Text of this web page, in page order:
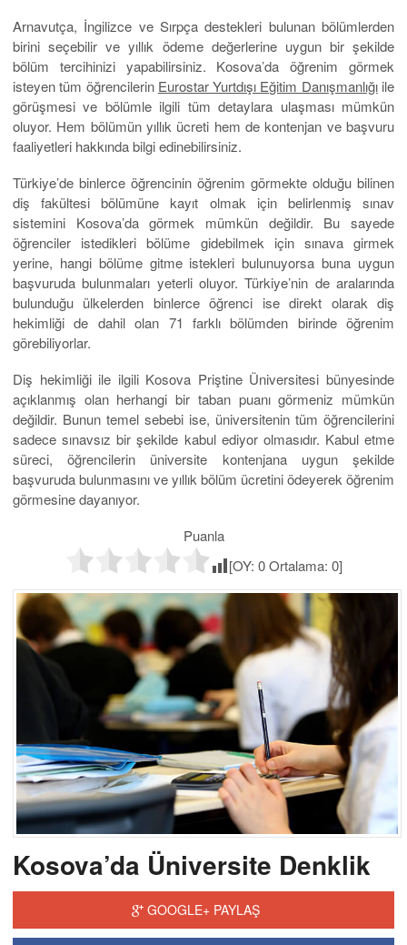
Arnavutça, İngilizce ve Sırpça destekleri bulunan bölümlerden
birini seçebilir ve yıllık ödeme değerlerine uygun bir şekilde
bölüm tercihinizi yapabilirsiniz. Kosova’da öğrenim görmek
isteyen tüm öğrencilerin Eurostar Yurtdışı Eğitim Danışmanlığıile
görüşmesi ve bölümle ilgili tüm detaylara ulaşması mümkün
oluyor. Hem bölümün yıllık ücreti hem de kontenjan ve başvuru
faaliyetleri hakkında bilgi edinebilirsiniz.
Türkiye’de binlerce öğrencinin öğrenim görmekte olduğu bilinen
diş fakültesi bölümüne kayıt olmak için belirlenmiş sınav
sistemini Kosova’da görmek mümkün değildir. Bu sayede
öğrenciler istedikleri bölüme gidebilmek için sınava girmek
yerine, hangi bölüme gitme istekleri bulunuyorsa buna uygun
başvuruda bulunmaları yeterli oluyor. Türkiye’nin de aralarında
bulunduğu ülkelerden binlerce öğrenci ise direkt olarak diş
hekimliği de dahil olan 71 farklı bölümden birinde öğrenim
görebiliyorlar.
Diş hekimliği ile ilgili Kosova Priştine Üniversitesi bünyesinde
açıklanmış olan herhangi bir taban puanı görmeniz mümkün
değildir. Bunun temel sebebi ise, üniversitenin tüm öğrencilerini
sadece sınavsız bir şekilde kabul ediyor olmasıdır. Kabul etme
süreci, öğrencilerin üniversite kontenjana uygun şekilde
başvuruda bulunmasını ve yıllık bölüm ücretini ödeyerek öğrenim
görmesine dayanıyor.
Puanla
[OY: 0Ortalama: 0]
Kosova’da Üniversite Denklik
GOOGLE+ PAYLAŞ